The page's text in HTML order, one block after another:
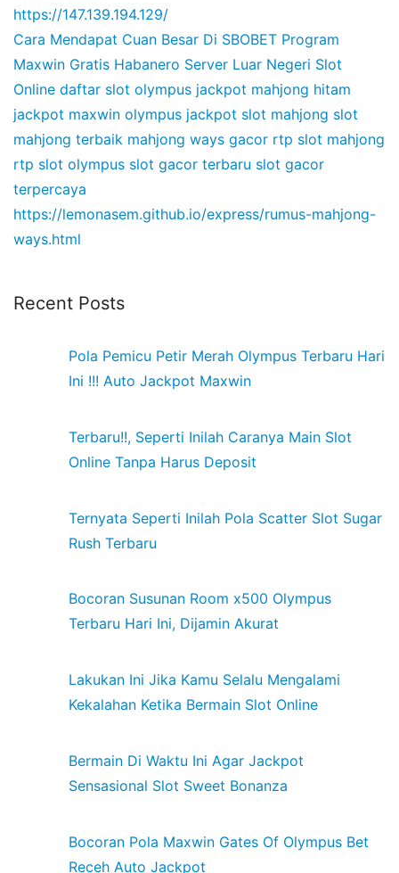
https://147.139.194.129/
Cara Mendapat Cuan Besar Di SBOBET Program
Maxwin Gratis Habanero Server Luar Negeri Slot
Online daftar slot olympus jackpot mahjong hitam
jackpot maxwin olympus jackpot slot mahjong slot
mahjong terbaik mahjong ways gacor rtp slot mahjong
rtp slot olympus slot gacor terbaru slot gacor
terpercaya
https://lemonasem.github.io/express/rumus-mahjong-
ways.html
Recent Posts
Pola Pemicu Petir Merah Olympus Terbaru Hari
Ini !!! Auto Jackpot Maxwin
Terbaru!!, Seperti Inilah Caranya Main Slot
Online Tanpa Harus Deposit
Ternyata Seperti Inilah Pola Scatter Slot Sugar
Rush Terbaru
Bocoran Susunan Room x500 Olympus
Terbaru Hari Ini, Dijamin Akurat
Lakukan Ini Jika Kamu Selalu Mengalami
Kekalahan Ketika Bermain Slot Online
Bermain Di Waktu Ini Agar Jackpot
Sensasional Slot Sweet Bonanza
Bocoran Pola Maxwin Gates Of Olympus Bet
Receh Auto Jackpot